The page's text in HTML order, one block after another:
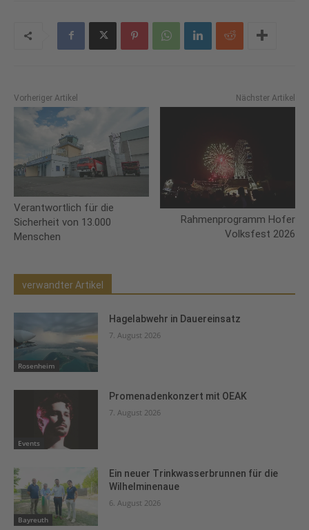
Vorheriger Artikel
Verantwortlich für die
Sicherheit von 13.000
Menschen
Nächster Artikel
Rahmenprogramm Hofer
Volksfest 2026
verwandter Artikel
Rosenheim
Hagelabwehr in Dauereinsatz
7. August 2026
Events
Promenadenkonzert mit OEAK
7. August 2026
Bayreuth
Ein neuer Trinkwasserbrunnen für die
Wilhelminenaue
6. August 2026